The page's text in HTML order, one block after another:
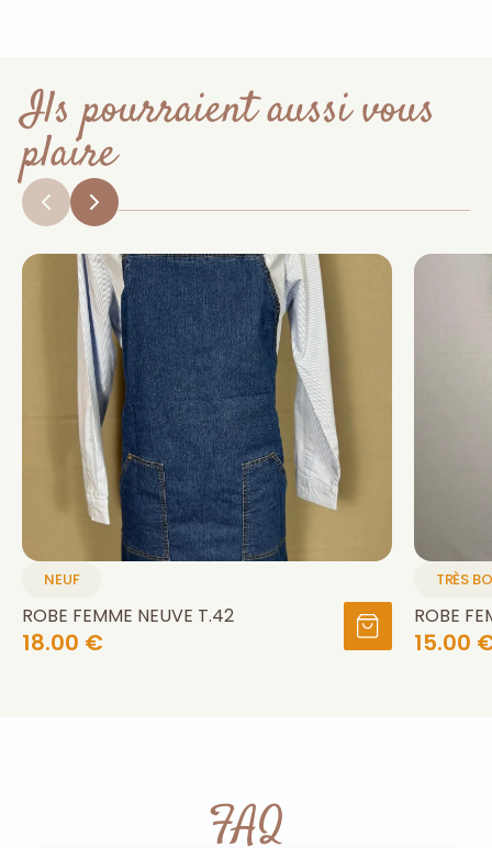
Ils pourraient aussi vous
plaire
NEUF
ROBE FEMME NEUVE T.42
18.00 €
TRÈS
ROBE
15.00
FAQ